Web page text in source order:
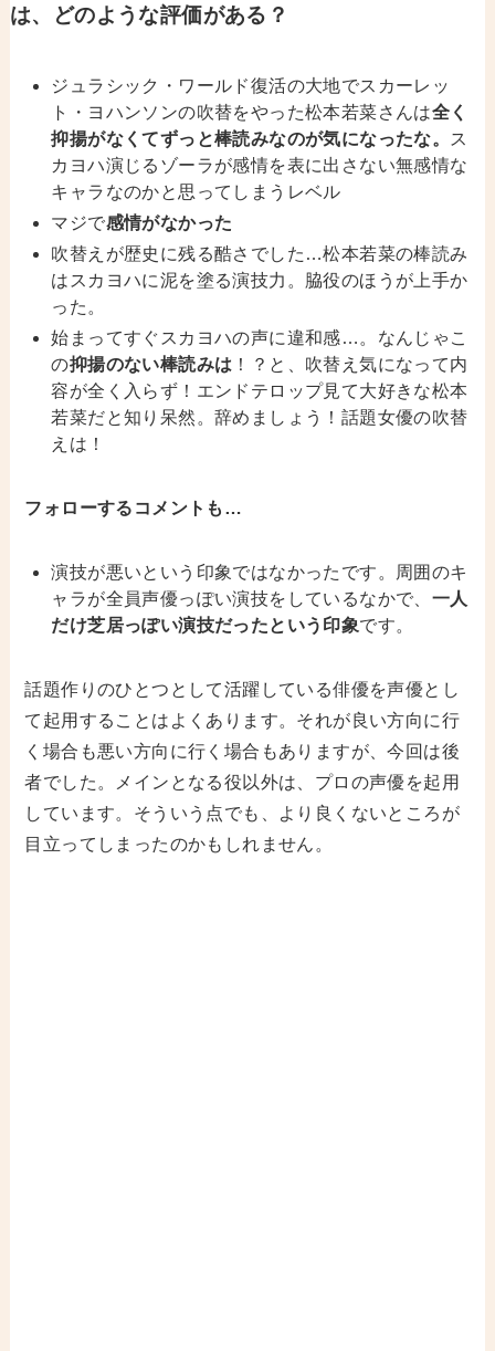
は、どのような評価がある？
ジュラシック・ワールド復活の大地でスカーレッ
ト・ヨハンソンの吹替をやった松本若菜さんは全く
抑揚がなくてずっと棒読みなのが気になったな。
ス
カヨハ演じるゾーラが感情を表に出さない無感情な
キャラなのかと思ってしまうレベル
マジで感情がなかった
吹替えが歴史に残る酷さでした…松本若菜の棒読み
はスカヨハに泥を塗る演技力。脇役のほうが上手か
った。
始まってすぐスカヨハの声に違和感…。なんじゃこ
の抑揚のない棒読みは ！？と、吹替え気になって内
容が全く入らず！エンドテロップ見て大好きな松本
若菜だと知り呆然。辞めましょう！話題女優の吹替
えは！
フォローするコメントも…
演技が悪いという印象ではなかったです。周囲のキ
ャラが全員声優っぽい演技をしているなかで、 一人
だけ芝居っぽい演技だったという印象です。
話題作りのひとつとして活躍している俳優を声優とし
て起用することはよくあります。それが良い方向に行
く場合も悪い方向に行く場合もありますが、今回は後
者でした。メインとなる役以外は、プロの声優を起用
しています。そういう点でも、より良くないところが
目立ってしまったのかもしれません。